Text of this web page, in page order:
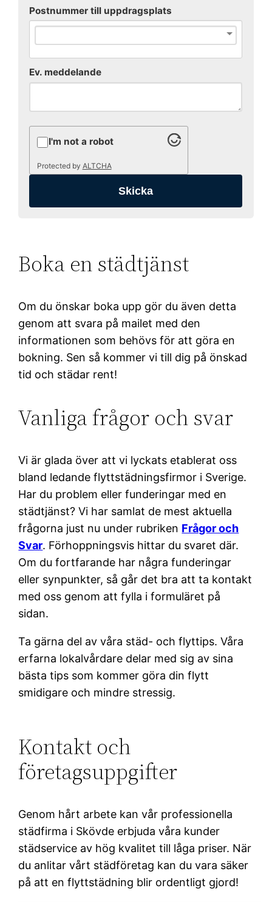
Postnummer till uppdragsplats
Ev. meddelande
I'm not a robot
Protected by ALTCHA
Boka en städtjänst
Om du önskar boka upp gör du även detta
genom att svara på mailet med den
informationen som behövs för att göra en
bokning. Sen så kommer vi till dig på önskad
tid och städar rent!
Vanliga frågor och svar
Vi är glada över att vi lyckats etablerat oss
bland ledande flyttstädningsfirmor i Sverige.
Har du problem eller funderingar med en
städtjänst? Vi har samlat de mest aktuella
frågorna just nu under rubriken Frågor och
Svar. Förhoppningsvis hittar du svaret där.
Om du fortfarande har några funderingar
eller synpunkter, så går det bra att ta kontakt
med oss genom att fylla i formuläret på
sidan.
Ta gärna del av våra städ- och flyttips. Våra
erfarna lokalvårdare delar med sig av sina
bästa tips som kommer göra din flytt
smidigare och mindre stressig.
Kontakt och
företagsuppgifter
Genom hårt arbete kan vår professionella
städfirma i Skövde erbjuda våra kunder
städservice av hög kvalitet till låga priser. När
du anlitar vårt städföretag kan du vara säker
på att en flyttstädning blir ordentligt gjord!